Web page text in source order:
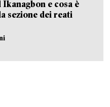
Ikanagbon e cosa è
sezione dei reati